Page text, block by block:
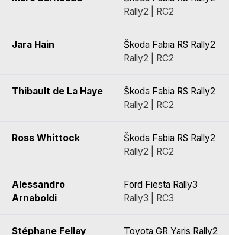
Rally2 | RC2
Jara Hain
Škoda Fabia RS Rally2
Rally2 | RC2
Thibault de La Haye
Škoda Fabia RS Rally2
Rally2 | RC2
Ross Whittock
Škoda Fabia RS Rally2
Rally2 | RC2
Alessandro
Arnaboldi
Ford Fiesta Rally3
Rally3 | RC3
Stéphane Fellay
Toyota GR Yaris Rally2